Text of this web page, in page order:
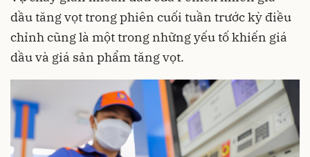
dầu tăng vọt trong phiên cuối tuần trước kỳ điều
chỉnh cũng là một trong những yếu tố khiến giá
dầu và giá sản phẩm tăng vọt.